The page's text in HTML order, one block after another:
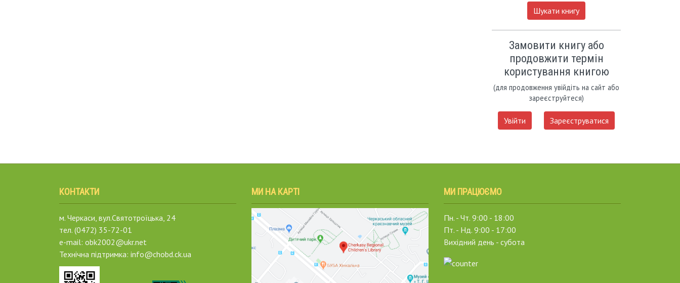
Шукати книгу
Замовити книгу або
продовжити термін
користування книгою
(для продовження увійдіть на сайт або
зареєструйтеся)
Увійти Зареєструватися
КОНТАКТИ
м. Черкаси, вул.Святотроїцька, 24
тел. (0472) 35-72-01
e-mail: obk2002@ukr.net
Технічна підтримка: info@chobd.ck.ua
МИ НА КАРТІ МИ ПРАЦЮЄМО
Пн. - Чт. 9:00 - 18:00
Пт. - Нд. 9:00 - 17:00
Вихідний день - субота